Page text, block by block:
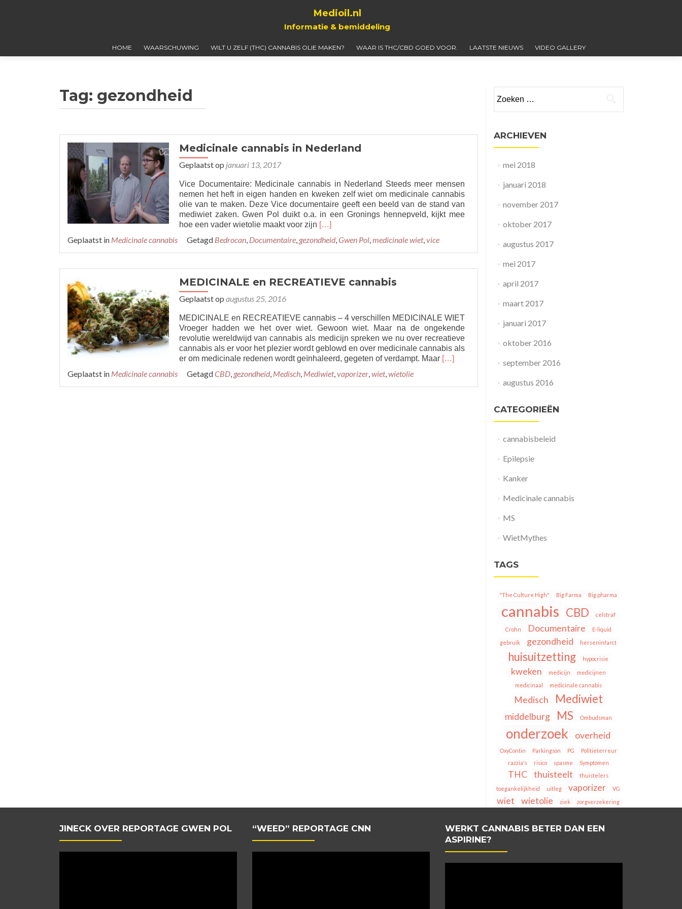
Medioil.nl
Informatie & bemiddeling
HOME WAARSCHUWING WILT U ZELF (THC) CANNABIS OLIE MAKEN? WAAR IS THC/CBD GOED VOOR. LAATSTE NIEUWS VIDEO GALLERY
Tag: gezondheid
Medicinale cannabis in Nederland
Geplaatst op januari 13, 2017
Vice Documentaire: Medicinale cannabis in Nederland Steeds meer mensen
nemen het heft in eigen handen en kweken zelf wiet om medicinale cannabis
olie van te maken. Deze Vice documentaire geeft een beeld van de stand van
mediwiet zaken. Gwen Pol duikt o.a. in een Gronings hennepveld, kijkt mee
hoe een vader wietolie maakt voor zijn Read
about
Medicinale
Nederland
[…]
Geplaatst in Medicinale cannabis Getagd Bedrocan, Documentaire, gezondheid,Gwen Pol,medicinale wiet,vice
MEDICINALE en RECREATIEVE cannabis
Geplaatst op augustus 25, 2016
MEDICINALE en RECREATIEVE cannabis – 4 verschillen MEDICINALE WIET
Vroeger hadden we het over wiet. Gewoon wiet. Maar na de ongekende
revolutie wereldwijd van cannabis als medicijn spreken we nu over recreatieve
cannabis als er voor het plezier wordt geblowd en over medicinale cannabis als
er om medicinale redenen wordt geïnhaleerd, gegeten of verdampt. Maar Read
MEDICINALE
RECREATIEVE
[…]
Geplaatst in Medicinale cannabis GetagdCBD, gezondheid, Medisch, Mediwiet,vaporizer,wiet,wietolie
naar:
ARCHIEVEN
mei 2018
januari 2018
november 2017
oktober 2017
augustus 2017
mei 2017
april 2017
maart 2017
januari 2017
oktober 2016
september 2016
augustus 2016
CATEGORIEËN
cannabisbeleid
Epilepsie
Kanker
Medicinale cannabis
MS
WietMythes
TAGS
"The Culture High" Big Farma Big pharma
cannabis CBD celstraf
Crohn Documentaire
E-liquid
gebruik
gezondheid herseninfarct
huisuitzetting hypocrisie
kweken medicijn
medicijnen
medicinaal
medicinale cannabis
Medisch Mediwiet
middelburg MS Ombudsman
onderzoek overheid
OxyContin Parkingson PG
Politieterreur
razzia's
risico spasme Symptomen
THC thuisteelt
thuistelers
toegankelijkheid
uitleg vaporizer VG
wiet wietolie ziek zorgverzekering
JINECK OVER REPORTAGE GWEN POL “WEED” REPORTAGE CNN
WERKT CANNABIS BETER DAN EEN
ASPIRINE?